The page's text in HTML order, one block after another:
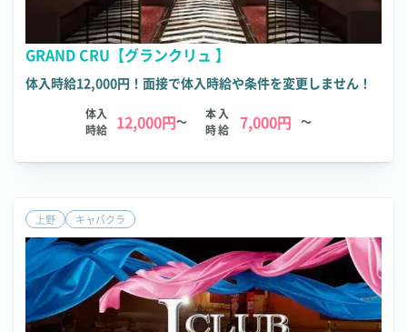
GRAND CRU【グランクリュ 】
体入時給12,000円！面接で体入時給や条件を変更しません！
体入
時給
12,000円～
本入
時給
7,000円 ～
上野 キャバクラ